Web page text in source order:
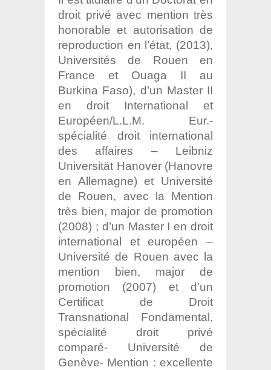
droit privé avec mention très
honorable et autorisation de
reproduction en l’état, (2013),
Universités de Rouen en
France et Ouaga II au
Burkina Faso), d’un Master II
en droit International et
Européen/L.L.M. Eur.-
spécialité droit international
des affaires – Leibniz
Universität Hanover (Hanovre
en Allemagne) et Université
de Rouen, avec la Mention
très bien, major de promotion
(2008) ; d’un Master I en droit
international et européen –
Université de Rouen avec la
mention bien, major de
promotion (2007) et d’un
Certificat de Droit
Transnational Fondamental,
spécialité droit privé
comparé- Université de
Genève- Mention : excellente